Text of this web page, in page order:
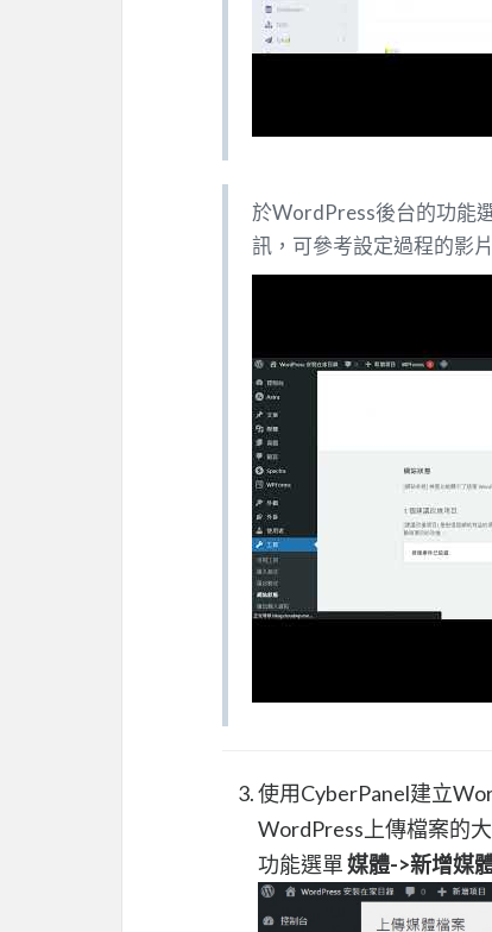
於WordPress後台的功能
訊，可參考設定過程的影片
使用CyberPanel建立
WordPress上傳檔案的
功能選單媒體->新增媒